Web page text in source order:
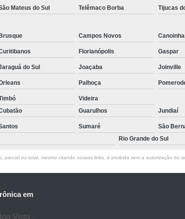
Mateus do Sul Telêmaco Borba Tijucas
Brusque Campos Novos
Florianópolis Gaspar
do Sul Joaçaba Joinville
Palhoça
Videira
Guarulhos Jundiaí
Sumaré São
Rio Grande do Sul
ou total, mesmo citando nossos links, é proibida sem a autorização do
em
Vista -